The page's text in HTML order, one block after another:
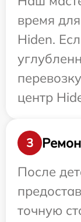
время
Hiden.
центр
3
После
точную